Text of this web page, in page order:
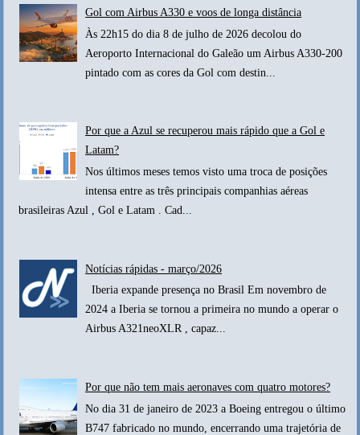
Gol com Airbus A330 e voos de longa distância
Às 22h15 do dia 8 de julho de 2026 decolou do
Aeroporto Internacional do Galeão um Airbus A330-200
pintado com as cores da Gol com destin...
Por que a Azul se recuperou mais rápido que a Gol e
Latam?
Nos últimos meses temos visto uma troca de posições
intensa entre as três principais companhias aéreas
brasileiras Azul , Gol e Latam . Cad...
Notícias rápidas - março/2026
Iberia expande presença no Brasil Em novembro de
2024 a Iberia se tornou a primeira no mundo a operar o
Airbus A321neoXLR , capaz...
Por que não tem mais aeronaves com quatro motores?
No dia 31 de janeiro de 2023 a Boeing entregou o último
B747 fabricado no mundo, encerrando uma trajetória de